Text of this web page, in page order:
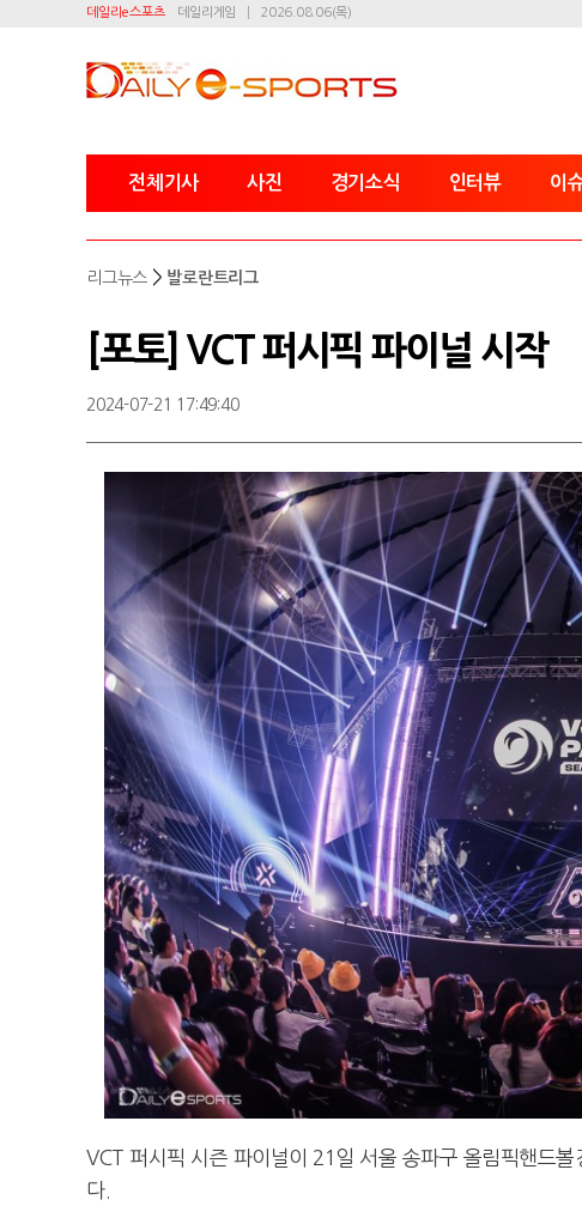
데일리e스포츠 데일리게임 2026.08.06(목)
전체기사 사진 경기소식 인터뷰 이
리그뉴스 > 발로란트리그
[포토] VCT 퍼시픽 파이널 시작
2024-07-21 17:49:40
VCT 퍼시픽 시즌 파이널이 21일 서울 송파구 올림픽핸드
다.